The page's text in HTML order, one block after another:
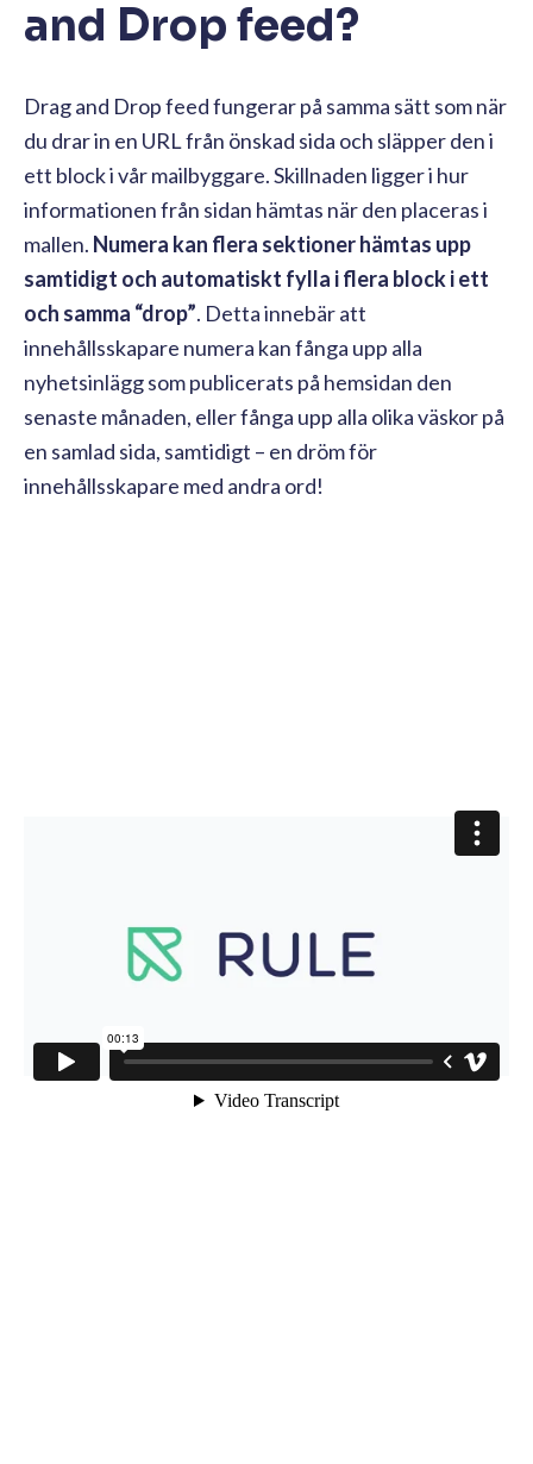
and Drop feed?
Drag and Drop feed fungerar på samma sätt som när
du drar in en URL från önskad sida och släpper den i
ett block i vår mailbyggare. Skillnaden ligger i hur
informationen från sidan hämtas när den placeras i
mallen. Numera kan flera sektioner hämtas upp
samtidigt och automatiskt fylla i flera block i ett
och samma “drop”. Detta innebär att
innehållsskapare numera kan fånga upp alla
nyhetsinlägg som publicerats på hemsidan den
senaste månaden, eller fånga upp alla olika väskor på
en samlad sida, samtidigt – en dröm för
innehållsskapare med andra ord!